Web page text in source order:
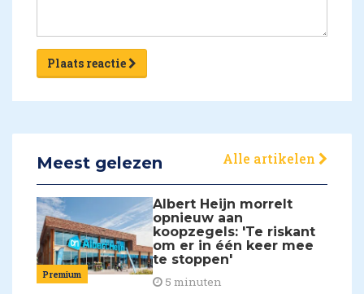
Plaats reactie
Meest gelezen Alle artikelen
Premium
Albert Heijn morrelt
opnieuw aan
koopzegels: 'Te riskant
om er in één keer mee
te stoppen'
5 minuten